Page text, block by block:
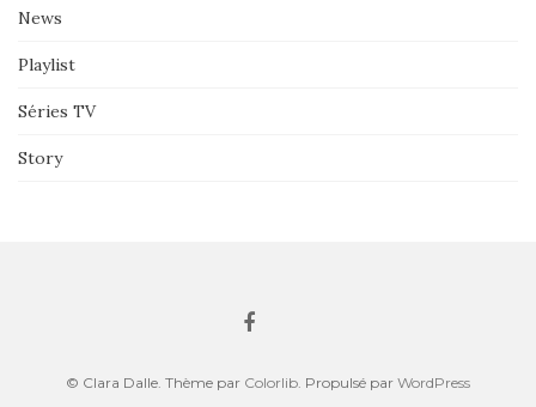
News
Playlist
Séries TV
Story
© Clara Dalle. Thème par Colorlib . Propulsé par WordPress